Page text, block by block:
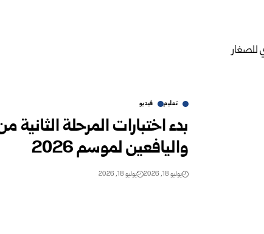
تعليم فيديو
بدء اختبارات المرحلة
واليافعين لموسم 2026
يوليو 18, 2026 يوليو 18, 2026